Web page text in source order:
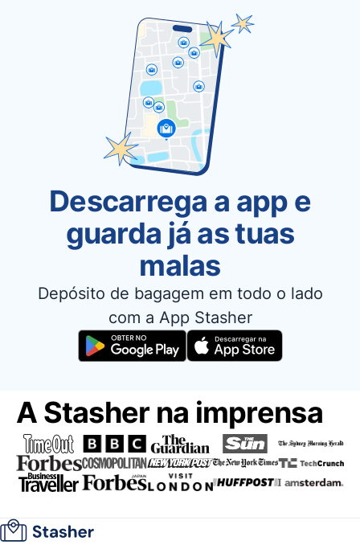
Descarrega a app e
guarda já as tuas
malas
Depósito de bagagem em todo o lado
com a App Stasher
A Stasher na imprensa